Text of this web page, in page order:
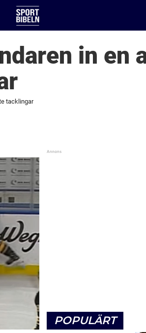
in en
tacklingar
POPULÄRT